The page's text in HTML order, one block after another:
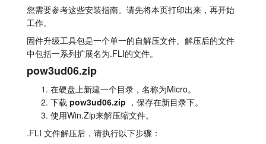
您需要参考这些安装指南。请先将本页打印出来，再开始
工作。
固件升级工具包是一个单一的自解压文件。解压后的文件
中包括一系列扩展名为.FLI的文件。
pow3ud06.zip
在硬盘上新建一个目录，名称为Micro。
下载 pow3ud06.zip ，保存在新目录下。
使用Win.Zip来解压缩文件。
.FLI 文件解压后，请执行以下步骤：